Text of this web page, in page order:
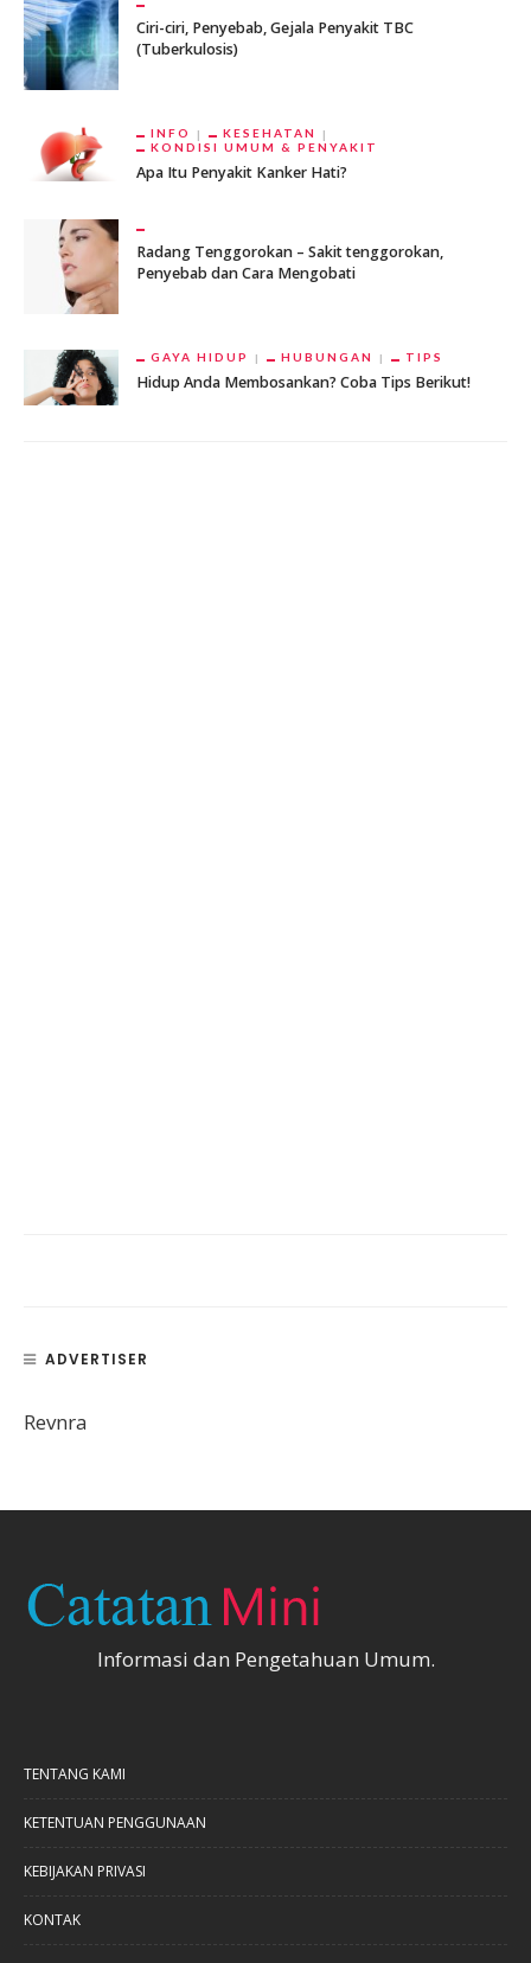
Ciri-ciri, Penyebab, Gejala Penyakit TBC
(Tuberkulosis)
INFO
KESEHATAN
KONDISI UMUM & PENYAKIT
Apa Itu Penyakit Kanker Hati?
Radang Tenggorokan – Sakit tenggorokan,
Penyebab dan Cara Mengobati
GAYA HIDUP HUBUNGAN TIPS
Hidup Anda Membosankan? Coba Tips Berikut!
ADVERTISER
Revnra
Informasi dan Pengetahuan Umum.
TENTANG KAMI
KETENTUAN PENGGUNAAN
KEBIJAKAN PRIVASI
KONTAK